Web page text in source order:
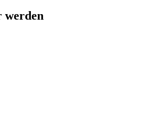
werden